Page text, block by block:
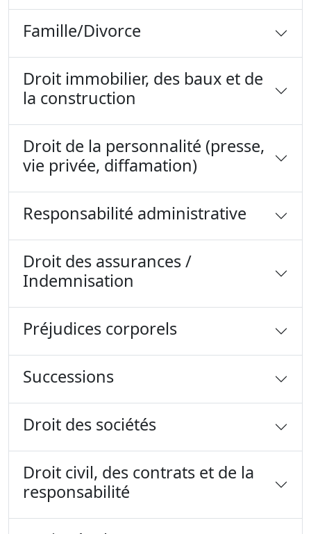
Famille/Divorce
Droit immobilier, des baux et de
la construction
Droit de la personnalité (presse,
vie privée, diffamation)
Responsabilité administrative
Droit des assurances /
Indemnisation
Préjudices corporels
Successions
Droit des sociétés
Droit civil, des contrats et de la
responsabilité